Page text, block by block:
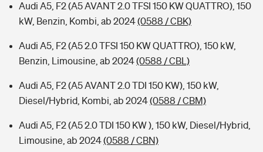
Audi A5, F2 (A5 AVANT 2.0 TFSI 150 KW QUATTRO), 150
kW, Benzin, Kombi, ab 2024(0588 / CBK)
Audi A5, F2 (A5 2.0 TFSI 150 KW QUATTRO), 150 kW,
Benzin, Limousine, ab 2024(0588 / CBL)
Audi A5, F2 (A5 AVANT 2.0 TDI 150 KW), 150 kW,
Diesel/Hybrid, Kombi, ab 2024(0588 / CBM)
Audi A5, F2 (A5 2.0 TDI 150 KW ), 150 kW, Diesel/Hybrid,
Limousine, ab 2024(0588 / CBN)